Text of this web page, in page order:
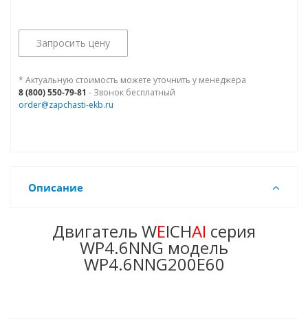
Запросить цену
* Актуальную стоимость можете уточнить у менеджера
8 (800) 550-79-81 - Звонок бесплатный
order@zapchasti-ekb.ru
Описание
Двигатель WEICHAI серия
WP4.6NNG модель
WP4.6NNG200E60